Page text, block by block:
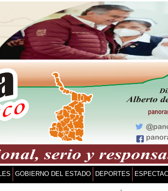
GOBIERNO DEL ESTADO DEPORTES